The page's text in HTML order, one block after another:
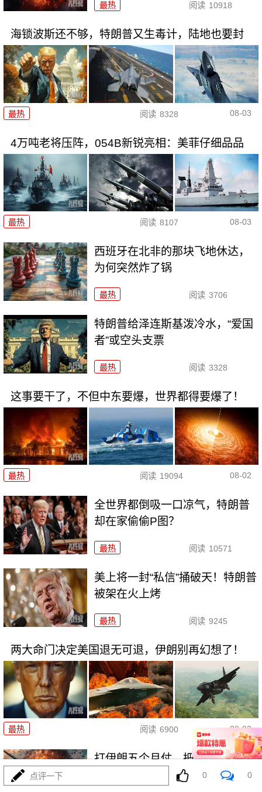
最热 阅读 10918
海锁波斯还不够，特朗普又生毒计，陆地也要封
最热 阅读 8328 08-03
4万吨老将压阵，054B新锐亮相：美菲仔细品品
最热 阅读 8107 08-03
西班牙在北非的那块飞地休达，
为何突然炸了锅
最热 阅读 3706
特朗普给泽连斯基泼冷水，“爱国
者”或空头支票
最热 阅读 3328
这事要干了，不但中东要爆，世界都得要爆了！
最热 阅读 19094 08-02
全世界都倒吸一口凉气，特朗普
却在家偷偷P图？
最热 阅读 10571
美上将一封“私信”捅破天！特朗普
被架在火上烤
最热 阅读 9245
两大命门决定美国退无可退，伊朗别再幻想了！
最热 阅读 6900 08-02
打伊朗五个月仗，把美军打成了
点评一下 0 0